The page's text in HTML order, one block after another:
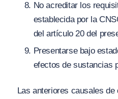
No acreditar los
establecida por la
del artículo 20 del
Presentarse bajo
efectos de sustancias
Las anteriores causales